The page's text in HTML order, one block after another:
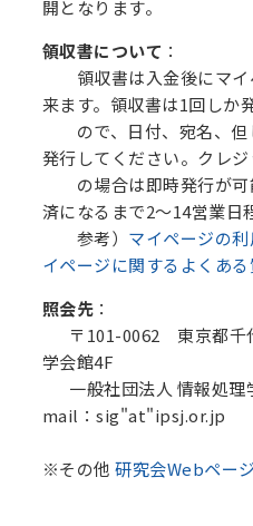
開となります。
領収書について ：
領収書は入金後にマイ
来ます。領収書は1回しか
ので、日付、宛名、但
発行してください。クレ
の場合は即時発行が可
済になるまで2～14営業日
参考） マイページの
イページに関するよくある
照会先 ：
〒101-0062 東京都千
学会館4F
一般社団法人 情報処理
mail：sig"at"ipsj.or.jp
※その他研究会Webページ